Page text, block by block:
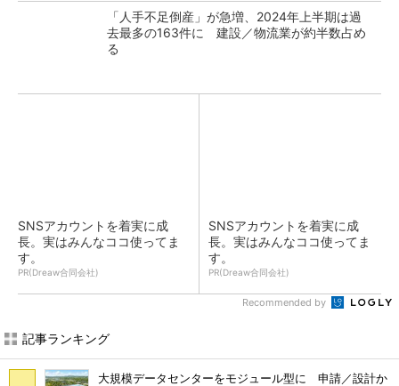
「人手不足倒産」が急増、2024年上半期は過
去最多の163件に 建設／物流業が約半数占め
る
SNSアカウントを着実に成
長。実はみんなココ使ってま
す。
PR(Dreaw合同会社)
SNSアカウントを着実に成
長。実はみんなココ使ってま
す。
PR(Dreaw合同会社)
Recommended by
記事ランキング
大規模データセンターをモジュール型に 申請／設計か